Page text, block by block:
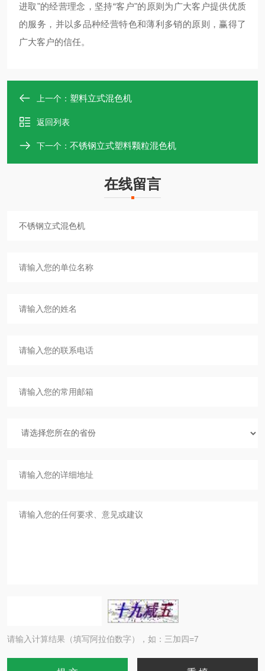
进取"的经营理念，坚持“客户"的原则为广大客户提供优质
的服务，并以多品种经营特色和薄利多销的原则，赢得了
广大客户的信任。
上一个： 塑料立式混色机
返回列表
下一个： 不锈钢立式塑料颗粒混色机
在线留言
请输入计算结果（填写阿拉伯数字），如：三加四=7